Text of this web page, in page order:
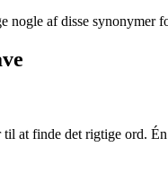
nogle af disse synonymer
finde det rigtige ord.